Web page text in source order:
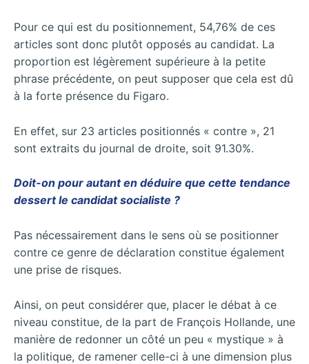
Pour ce qui est du positionnement, 54,76% de ces
articles sont donc plutôt opposés au candidat. La
proportion est légèrement supérieure à la petite
phrase précédente, on peut supposer que cela est dû
à la forte présence du Figaro.
En effet, sur 23 articles positionnés « contre », 21
sont extraits du journal de droite, soit 91.30%.
Doit-on pour autant en déduire que cette tendance
dessert le candidat socialiste ?
Pas nécessairement dans le sens où se positionner
contre ce genre de déclaration constitue également
une prise de risques.
Ainsi, on peut considérer que, placer le débat à ce
niveau constitue, de la part de François Hollande, une
manière de redonner un côté un peu « mystique » à
la politique, de ramener celle-ci à une dimension plus